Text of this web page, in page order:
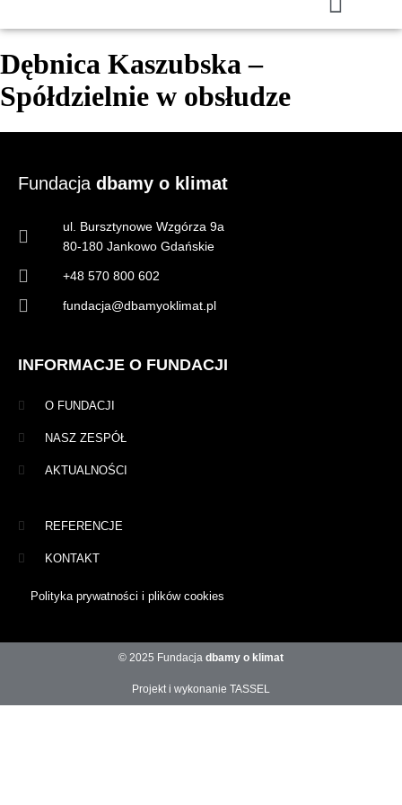
Dębnica Kaszubska –
Spółdzielnie w obsłudze
Fundacja dbamy o klimat
ul. Bursztynowe Wzgórza 9a
80-180 Jankowo Gdańskie
+48 570 800 602
fundacja@dbamyoklimat.pl
INFORMACJE O FUNDACJI
O FUNDACJI
NASZ ZESPÓŁ
AKTUALNOŚCI
REFERENCJE
KONTAKT
Polityka prywatności i plików cookies
© 2025 Fundacja dbamy o klimat
Projekt i wykonanie TASSEL